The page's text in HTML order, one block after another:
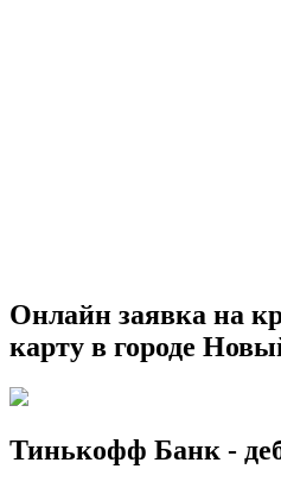
Онлайн заявка на
карту в городе
Тинькофф Банк -